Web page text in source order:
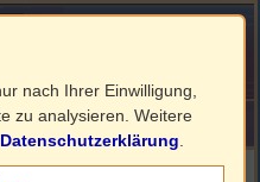
nach Ihrer Einwilligung,
zu analysieren. Weitere
Datenschutzerklärung